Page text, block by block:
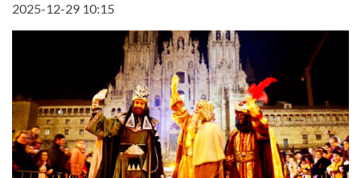
2025-12-29 10:15